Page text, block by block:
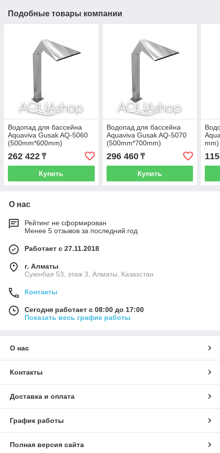
Подобные товары компании
Водопад для бассейна
Aquaviva Gusak AQ-5060
(500mm*600mm)
262 422 ₸
Купить
Водопад для бассейна
Aquaviva Gusak AQ-5070
(500mm*700mm)
296 460₸
Купить
mm)
О нас
Рейтинг не сформирован
Менее 5 отзывов за последний год
Работает с 27.11.2018
г. Алматы
Суюнбая 53, этаж 3, Алматы, Казахстан
Контакты
Сегодня работает с 08:00 до 17:00
Показать весь график работы
О нас
Контакты
Доставка и оплата
График работы
Полная версия сайта